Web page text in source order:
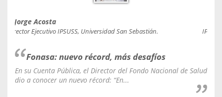
Jorge Acosta
Director Ejecutivo IPSUSS, Universidad San Sebastián.
Fonasa: nuevo récord, más desafíos
En su Cuenta Pública, el Director del Fondo Nacional de Salud
dio a conocer un nuevo récord: “En...